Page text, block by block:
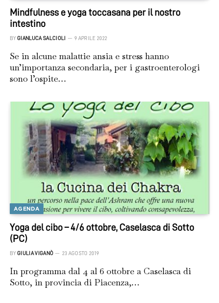
Mindfulness e yoga toccasana per il nostro
intestino
BY GIANLUCA SALCIOLI 9 APRILE 2022
Se in alcune malattie ansia e stress hanno
un’importanza secondaria, per i gastroenterologi
sono l’ospite…
AGENDA
Yoga del cibo – 4/6 ottobre, Caselasca di Sotto
(PC)
BY GIULIA VIGANÒ 23 AGOSTO 2019
In programma dal 4 al 6 ottobre a Caselasca di
Sotto, in provincia di Piacenza,…